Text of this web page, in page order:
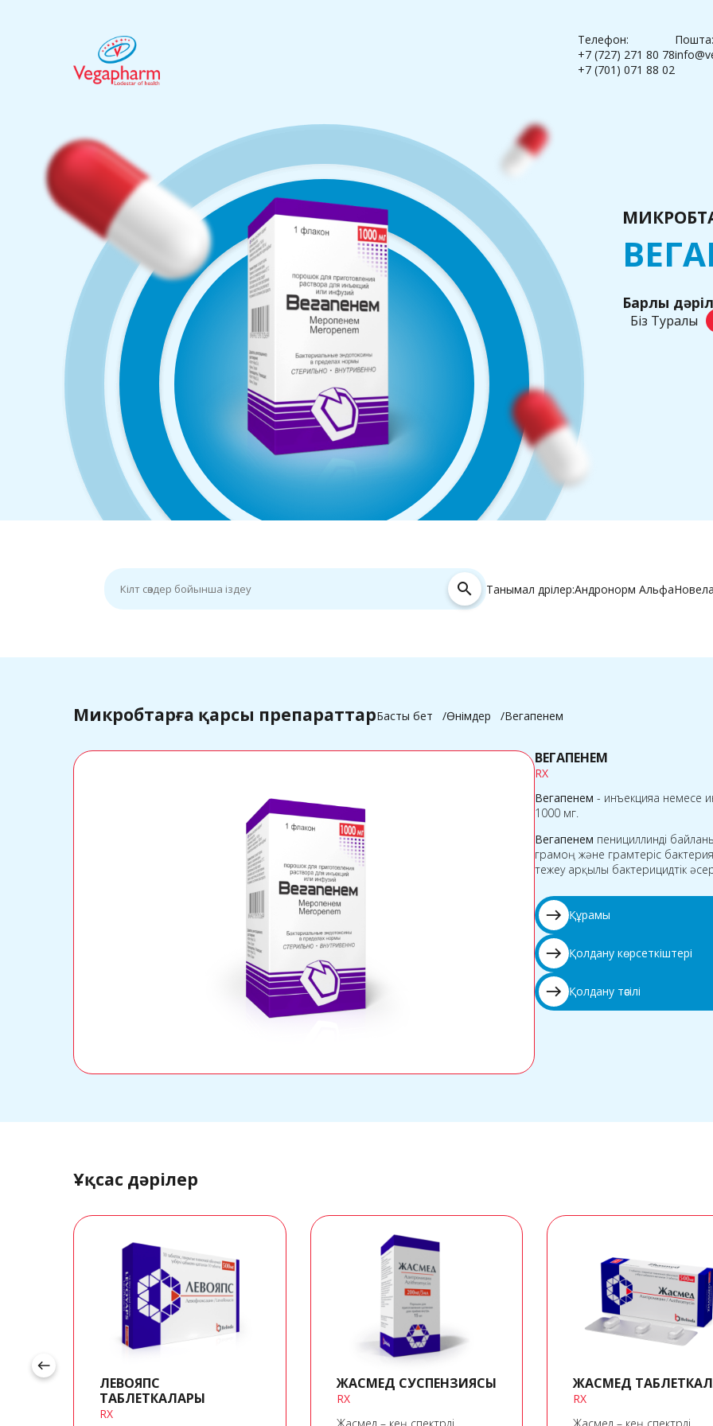
Телефон:
+7 (727) 271 80 78
+7 (701) 071 88 02
Пошта:
Барлық
Біз Туралы
search Танымал дәрілер:Андронорм Альфа
Микробтарға қарсы препараттарБасты бет Өнімдер Вегапенем
ВЕГАПЕНЕМ
RX
Вегапенем - инъекцияға немесе
1000 мг.
Вегапенем пенициллинді
грамоң және грамтеріс
тежеу арқылы бактерицидтік
east Құрамы
east Қолдану көрсеткіштері
east Қолдану тәсілі
Ұқсас дәрілер
ЛЕВОЯПС
ТАБЛЕТКАЛАРЫ
RX
ЖАСМЕД СУСПЕНЗИЯСЫ
RX
ЖАСМЕД
RX
west